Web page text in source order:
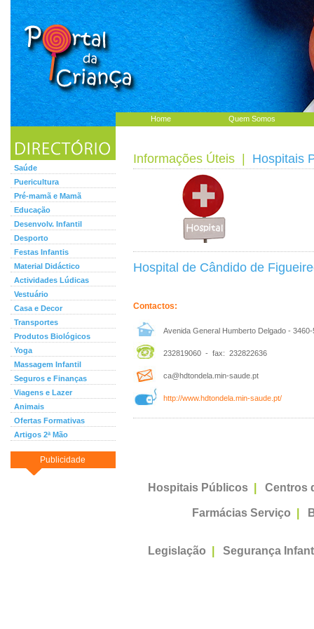
Home Quem Somos
Saúde
Puericultura
Pré-mamã e Mamã
Educação
Desenvolv. Infantil
Desporto
Festas Infantis
Material Didáctico
Actividades Lúdicas
Vestuário
Casa e Decor
Transportes
Produtos Biológicos
Yoga
Massagem Infantil
Seguros e Finanças
Viagens e Lazer
Animais
Ofertas Formativas
Artigos 2ª Mão
Publicidade
Informações Úteis Hospitais
Hospital de Cândido de
Contactos:
Avenida General Humberto Delgado -
232819060 - fax: 232822636
ca@hdtondela.min-saude.pt
http://www.hdtondela.min-saude.pt/
Hospitais Públicos Centros
Farmácias Serviço
Legislação Segurança